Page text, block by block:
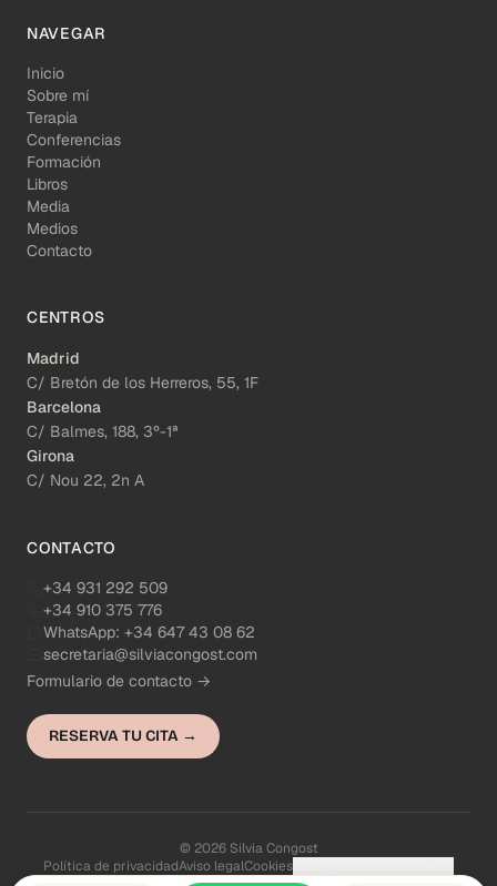
NAVEGAR
Inicio
Sobre mí
Terapia
Conferencias
Formación
Libros
Media
Medios
Contacto
CENTROS
Madrid
C/ Bretón de los Herreros, 55, 1F
Barcelona
C/ Balmes, 188, 3º-1ª
Girona
C/ Nou 22, 2n A
CONTACTO
+34 931 292 509
+34 910 375 776
WhatsApp: +34 647 43 08 62
secretaria@silviacongost.com
Formulario de contacto →
RESERVA TU CITA →
© 2026 Silvia Congost
Política de privacidadAviso legalCookies